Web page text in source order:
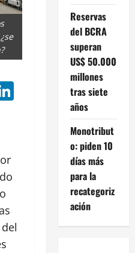
LinkedIn
Reservas
del BCRA
superan
US$ 50.000
millones
tras siete
años
Monotribut
o: piden 10
días más
para la
recategoriz
ación